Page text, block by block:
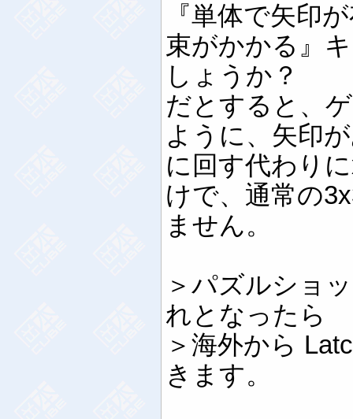
『単体で矢印
束がかかる』
しょうか？
だとすると、
ように、矢印
に回す代わり
けで、通常の
ません。
＞パズルショ
れとなったら
＞海外から
きます。